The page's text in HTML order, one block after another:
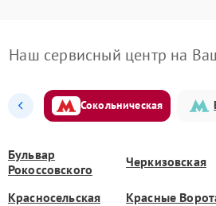
Наш сервисный центр на
Сокольническая
Бульвар
Рокоссовского
Черкизовская
Красносельская
Красные